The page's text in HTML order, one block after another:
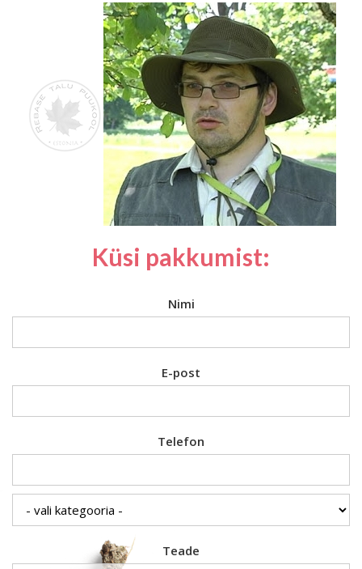
Küsi pakkumist:
Nimi
E-post
Telefon
Teade